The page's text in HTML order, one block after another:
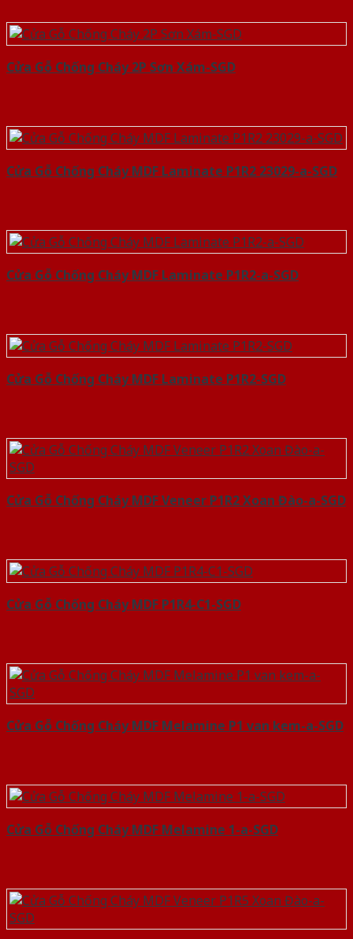
Cửa Gỗ Chống Cháy 2P Sơn Xám-SGD
Cửa Gỗ Chống Cháy MDF Laminate P1R2 23029-a-SGD
Cửa Gỗ Chống Cháy MDF Laminate P1R2-a-SGD
Cửa Gỗ Chống Cháy MDF Laminate P1R2-SGD
Cửa Gỗ Chống Cháy MDF Veneer P1R2 Xoan Đào-a-SGD
Cửa Gỗ Chống Cháy MDF P1R4-C1-SGD
Cửa Gỗ Chống Cháy MDF Melamine P1 van kem-a-SGD
Cửa Gỗ Chống Cháy MDF Melamine 1-a-SGD